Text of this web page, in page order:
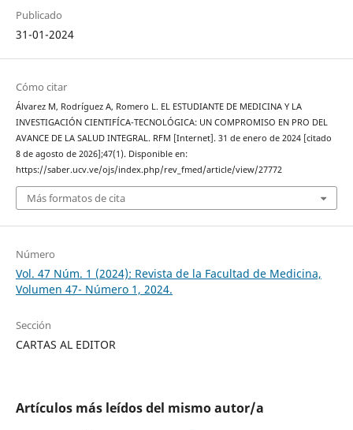
Publicado
31-01-2024
Cómo citar
Álvarez M, Rodríguez A, Romero L. EL ESTUDIANTE DE MEDICINA Y LA
INVESTIGACIÓN CIENTIFÍCA-TECNOLÓGICA: UN COMPROMISO EN PRO DEL
AVANCE DE LA SALUD INTEGRAL. RFM [Internet]. 31 de enero de 2024 [citado
8 de agosto de 2026];47(1). Disponible en:
https://saber.ucv.ve/ojs/index.php/rev_fmed/article/view/27772
Más formatos de cita
Número
Vol. 47 Núm. 1 (2024): Revista de la Facultad de Medicina,
Volumen 47- Número 1, 2024.
Sección
CARTAS AL EDITOR
Artículos más leídos del mismo autor/a